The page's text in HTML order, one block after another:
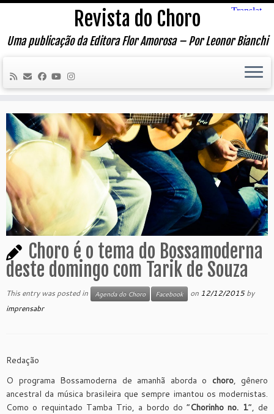
Skip
content
Revista do Choro
Uma publicação da Editora Flor Amorosa – Por Leonor Bianchi
Choro é o tema do Bossamoderna
deste domingo com Tarik de Souza
This entry was posted in Agenda do Choro Facebook on 12/12/2015 by
imprensabr
Redação
O programa Bossamoderna de amanhã aborda o choro, gênero
ancestral da música brasileira que sempre imantou os modernistas.
Como o requintado Tamba Trio, a bordo do “Chorinho no. 1”, de